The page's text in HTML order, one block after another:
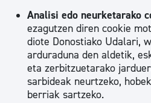
Analisi edo neurketarako
ezagutzen diren cookie
diote Donostiako Udalari,
arduraduna den aldetik,
eta zerbitzuetarako
sarbideak neurtzeko,
berriak sartzeko.